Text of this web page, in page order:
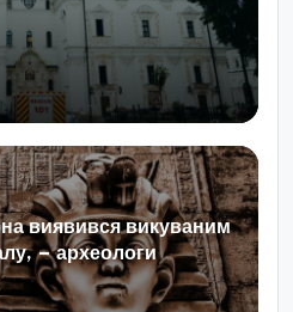
виявився викуваним
– археологи